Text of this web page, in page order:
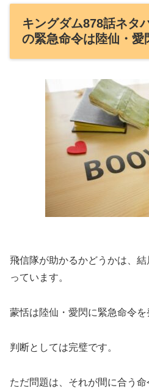
キングダム878話ネタ
の緊急命令は陸仙・愛
飛信隊が助かるかどうかは、
っています。
蒙恬は陸仙・愛閃に緊急命令を
判断としては完璧です。
ただ問題は、それが間に合う命